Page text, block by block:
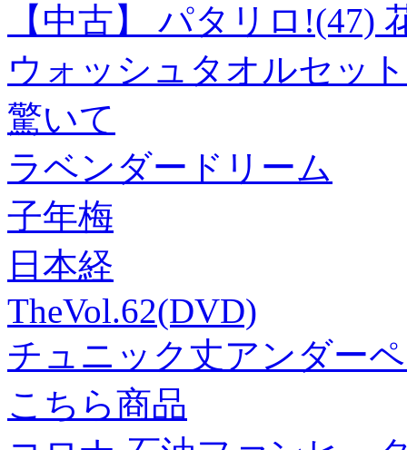
【中古】 パタリロ!(47)
ウォッシュタオルセット
驚いて
ラベンダードリーム
子年梅
日本経
TheVol.62(DVD)
チュニック丈アンダー
こちら商品